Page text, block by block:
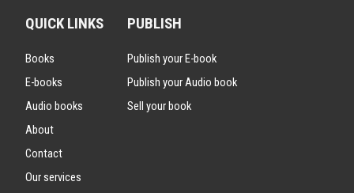
QUICK LINKS
Books
E-books
Audio books
About
Contact
Our services
PUBLISH
Publish your E-book
Publish your Audio book
Sell your book